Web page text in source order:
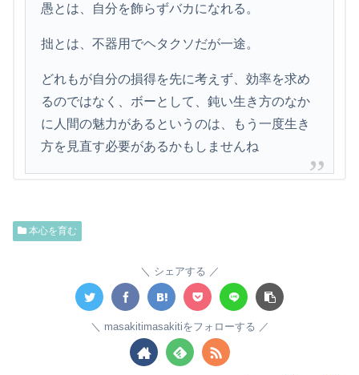
愚とは、自分を飾らずバカになれる。
拙とは、不器用でヘタクソだが一途。
どれもが自分の損得を先に考えず、効率を求め
るのではなく、ボーとして、鈍い生き方のなか
に人間の魅力があるというのは、もう一度生き
方を見直す必要があるかもしませんね
本心を育む
シェアする
masakitimasakitiをフォローする